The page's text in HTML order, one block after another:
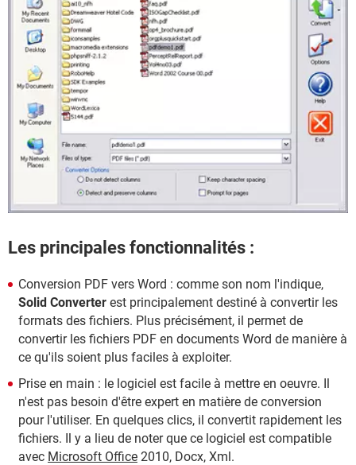
Les principales fonctionnalités :
Conversion PDF vers Word : comme son nom l'indique,
Solid Converter est principalement destiné à convertir les
formats des fichiers. Plus précisément, il permet de
convertir les fichiers PDF en documents Word de manière à
ce qu'ils soient plus faciles à exploiter.
Prise en main : le logiciel est facile à mettre en oeuvre. Il
n'est pas besoin d'être expert en matière de conversion
pour l'utiliser. En quelques clics, il convertit rapidement les
fichiers. Il y a lieu de noter que ce logiciel est compatible
avec Microsoft Office 2010, Docx, Xml.